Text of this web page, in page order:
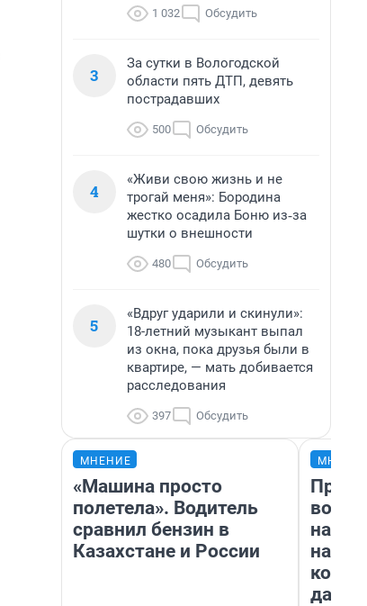
1 032 Обсудить
3
За сутки в Вологодской
области пять ДТП, девять
пострадавших
500 Обсудить
4
«Живи свою жизнь и не
трогай меня»: Бородина
жестко осадила Боню из‑за
шутки о внешности
480 Обсудить
5
«Вдруг ударили и скинули»:
18-летний музыкант выпал
из окна, пока друзья были в
квартире, — мать добивается
расследования
397 Обсудить
МНЕНИЕ
«Машина просто
полетела». Водитель
сравнил бензин в
Казахстане и России
нам
даже